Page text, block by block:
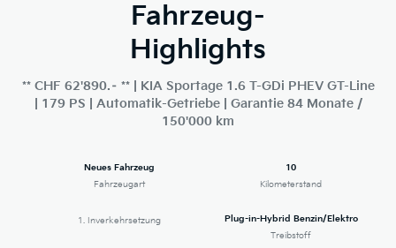
Fahrzeug-
Highlights
** CHF 62'890.– ** | KIA Sportage 1.6 T-GDi PHEV GT-Line
| 179 PS | Automatik-Getriebe | Garantie 84 Monate /
150'000 km
Neues Fahrzeug
Fahrzeugart
10
Kilometerstand
1. Inverkehrsetzung
Plug-in-Hybrid Benzin/Elektro
Treibstoff